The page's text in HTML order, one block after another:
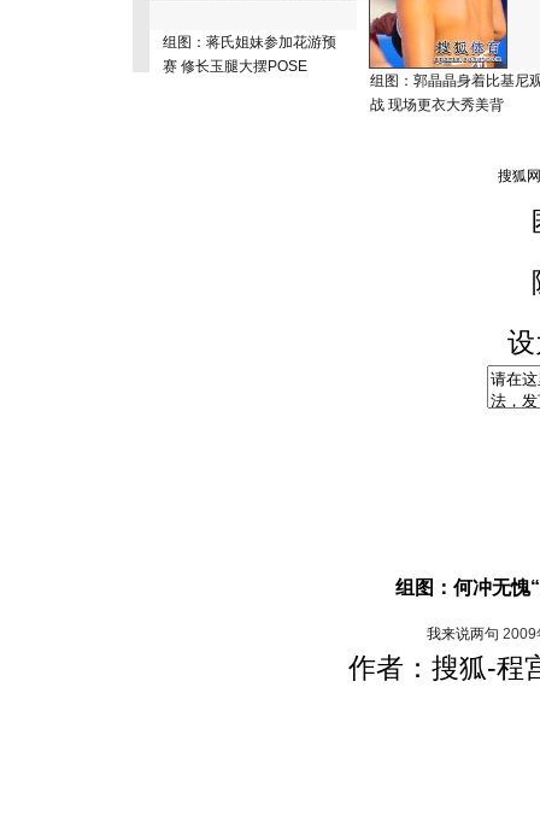
组图：蒋氏姐妹参加花游预
赛 修长玉腿大摆POSE
组图：郭晶晶身着比基尼
战 现场更衣大秀美背
组图：何冲无愧
我来说两句 2009
作者：搜狐-程